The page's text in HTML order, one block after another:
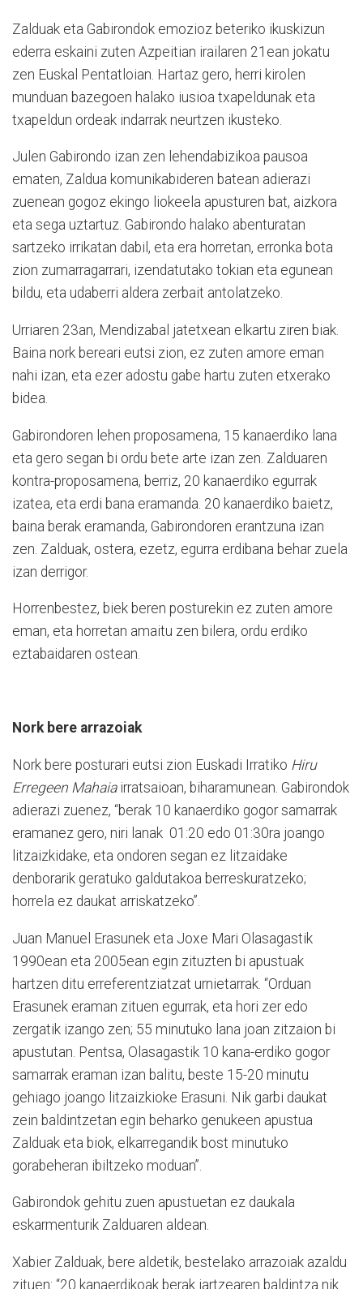
Zalduak eta Gabirondok emozioz beteriko ikuskizun
ederra eskaini zuten Azpeitian irailaren 21ean jokatu
zen Euskal Pentatloian. Hartaz gero, herri kirolen
munduan bazegoen halako iusioa txapeldunak eta
txapeldun ordeak indarrak neurtzen ikusteko.
Julen Gabirondo izan zen lehendabizikoa pausoa
ematen, Zaldua komunikabideren batean adierazi
zuenean gogoz ekingo liokeela apusturen bat, aizkora
eta sega uztartuz. Gabirondo halako abenturatan
sartzeko irrikatan dabil, eta era horretan, erronka bota
zion zumarragarrari, izendatutako tokian eta egunean
bildu, eta udaberri aldera zerbait antolatzeko.
Urriaren 23an, Mendizabal jatetxean elkartu ziren biak.
Baina nork bereari eutsi zion, ez zuten amore eman
nahi izan, eta ezer adostu gabe hartu zuten etxerako
bidea.
Gabirondoren lehen proposamena, 15 kanaerdiko lana
eta gero segan bi ordu bete arte izan zen. Zalduaren
kontra-proposamena, berriz, 20 kanaerdiko egurrak
izatea, eta erdi bana eramanda. 20 kanaerdiko baietz,
baina berak eramanda, Gabirondoren erantzuna izan
zen. Zalduak, ostera, ezetz, egurra erdibana behar zuela
izan derrigor.
Horrenbestez, biek beren posturekin ez zuten amore
eman, eta horretan amaitu zen bilera, ordu erdiko
eztabaidaren ostean.
Nork bere arrazoiak
Nork bere posturari eutsi zion Euskadi Irratiko Hiru
Erregeen Mahaiairratsaioan, biharamunean. Gabirondok
adierazi zuenez, “berak 10 kanaerdiko gogor samarrak
eramanez gero, niri lanak 01:20 edo 01:30ra joango
litzaizkidake, eta ondoren segan ez litzaidake
denborarik geratuko galdutakoa berreskuratzeko;
horrela ez daukat arriskatzeko”.
Juan Manuel Erasunek eta Joxe Mari Olasagastik
1990ean eta 2005ean egin zituzten bi apustuak
hartzen ditu erreferentziatzat urnietarrak. “Orduan
Erasunek eraman zituen egurrak, eta hori zer edo
zergatik izango zen; 55 minutuko lana joan zitzaion bi
apustutan. Pentsa, Olasagastik 10 kana-erdiko gogor
samarrak eraman izan balitu, beste 15-20 minutu
gehiago joango litzaizkioke Erasuni. Nik garbi daukat
zein baldintzetan egin beharko genukeen apustua
Zalduak eta biok, elkarregandik bost minutuko
gorabeheran ibiltzeko moduan”.
Gabirondok gehitu zuen apustuetan ez daukala
eskarmenturik Zalduaren aldean.
Xabier Zalduak, bere aldetik, bestelako arrazoiak azaldu
zituen: “20 kanaerdikoak berak jartzearen baldintza nik